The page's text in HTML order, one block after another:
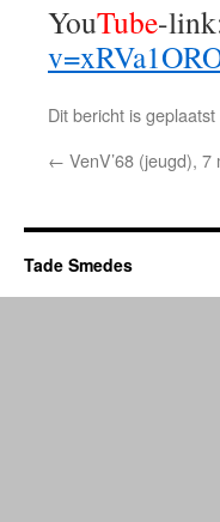
YouTube-
Dit bericht is geplaatst
← VenV’68 (jeugd),
Tade Smedes